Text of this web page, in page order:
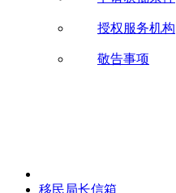
授权服务机构
敬告事项
移民局长信箱